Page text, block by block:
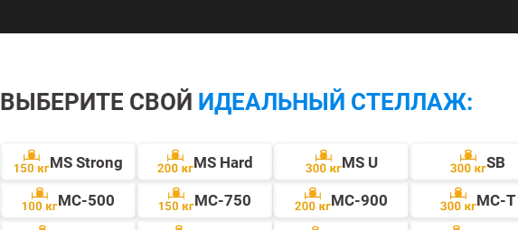
ВЫБЕРИТЕ СВОЙ ИДЕАЛЬНЫЙ СТЕЛЛАЖ:
MS Strong MS Hard MS U SB
МС-500 МС-750 МС-900 МС-Т